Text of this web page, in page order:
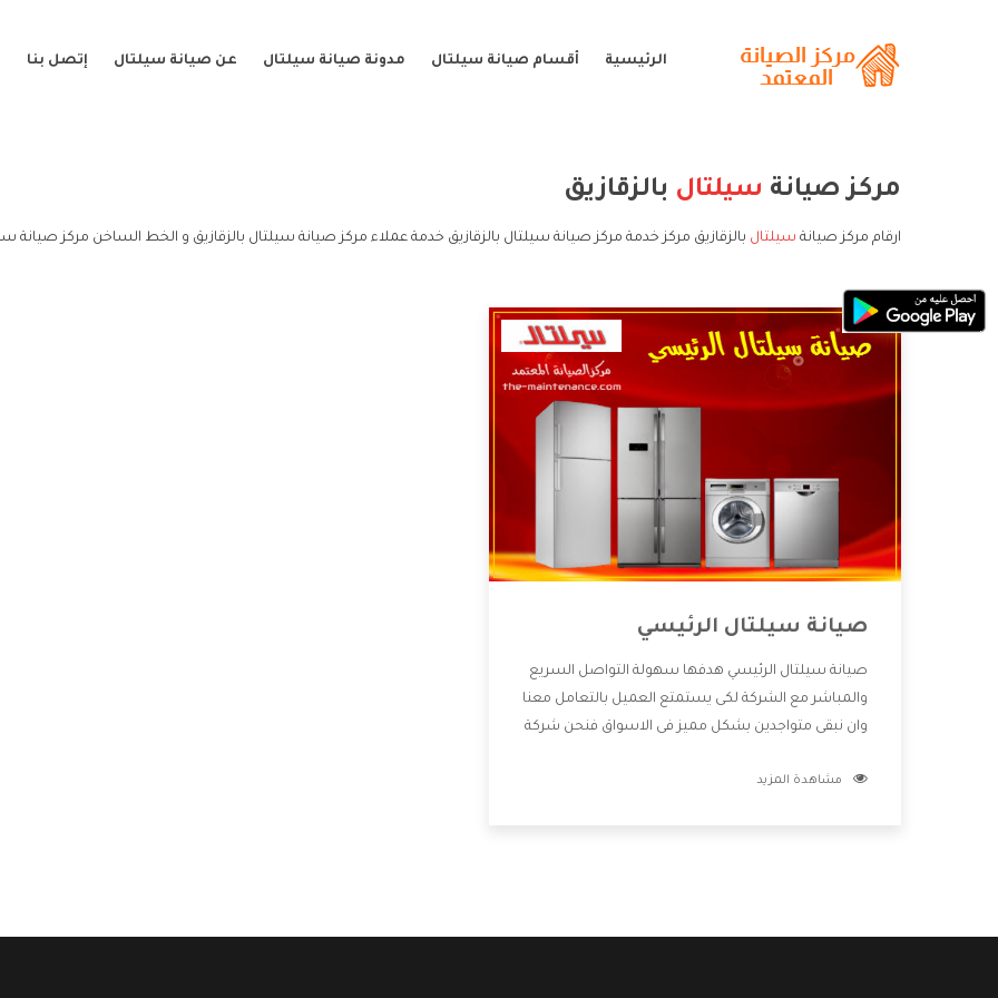
الرئيسية أقسام صيانة سيلتال مدونة صيانة سيلتال عن صيانة سيلتال إتصل بنا
مركز صيانة سيلتال بالزقازيق
ارقام مركز صيانة سيلتال بالزقازيق مركز خدمة مركز صيانة سيلتال بالزقازيق خدمة عملاء مركز صيانة سيلتال بالزقازيق و الخط الساخن مركز صيانة
صيانة سيلتال الرئيسي
صيانة سيلتال الرئيسي هدفها سهولة التواصل السريع
والمباشر مع الشركة لكى يستمتع العميل بالتعامل معنا
وان نبقى متواجدين بشكل مميز فى الاسواق فنحن شركة
بالخدمات التى تنفرد الشركة بها والتى تكون منها خدمة
مشاهدة المزيد